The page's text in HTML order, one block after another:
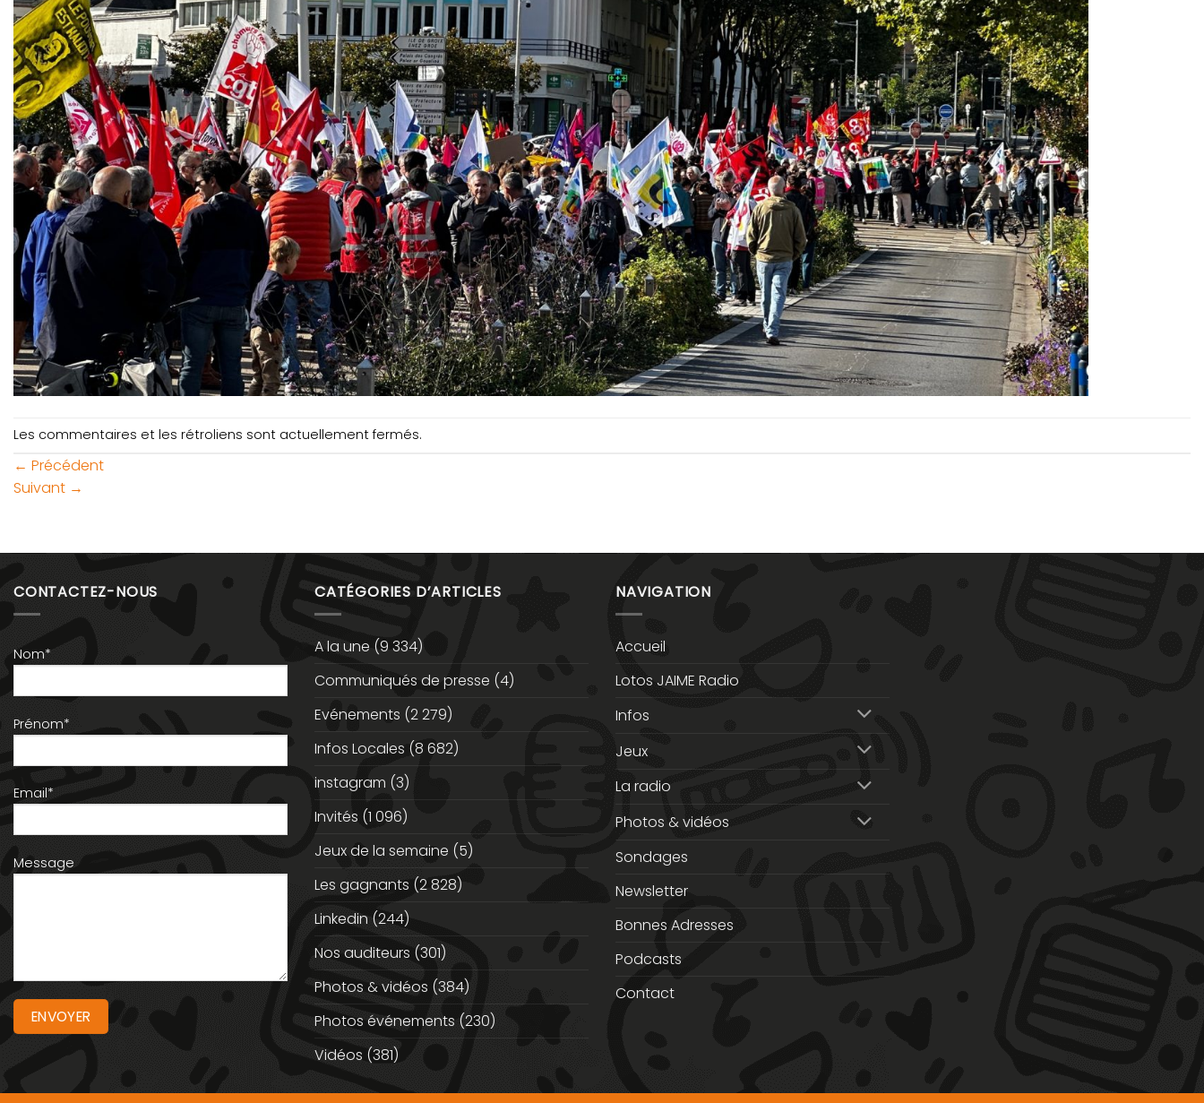
Les commentaires et les rétroliens sont actuellement fermés.
← Précédent
Suivant →
CONTACTEZ-NOUS
Nom*
Prénom*
Email*
Message
CATÉGORIES D’ARTICLES
A la une (9 334)
Communiqués de presse (4)
Evénements (2 279)
Infos Locales (8 682)
instagram (3)
Invités (1 096)
Jeux de la semaine (5)
Les gagnants (2 828)
Linkedin (244)
Nos auditeurs (301)
Photos & vidéos (384)
Photos événements (230)
Vidéos (381)
NAVIGATION
Accueil
Lotos JAIME Radio
Infos
Jeux
La radio
Photos & vidéos
Sondages
Newsletter
Bonnes Adresses
Podcasts
Contact